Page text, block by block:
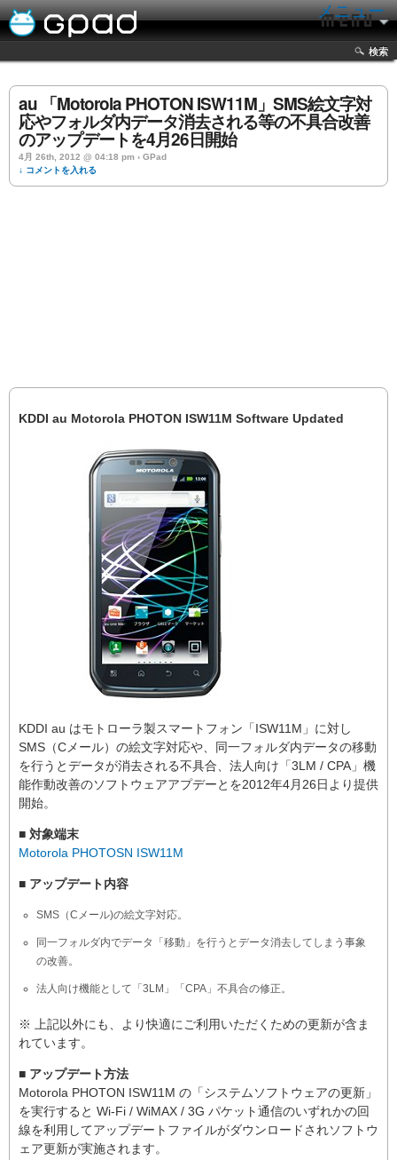
メニュー
検索
au 「Motorola PHOTON ISW11M」SMS絵文字対
応やフォルダ内データ消去される等の不具合改善
のアップデートを4月26日開始
4月 26th, 2012 @ 04:18 pm › GPad
↓ コメントを入れる
KDDI au Motorola PHOTON ISW11M Software Updated
KDDI au はモトローラ製スマートフォン「ISW11M」に対し
SMS（Cメール）の絵文字対応や、同一フォルダ内データの移動
を行うとデータが消去される不具合、法人向け「3LM / CPA」機
能作動改善のソフトウェアアプデーとを2012年4月26日より提供
開始。
■ 対象端末
Motorola PHOTOSN ISW11M
■ アップデート内容
SMS（Cメール)の絵文字対応。
同一フォルダ内でデータ「移動」を行うとデータ消去してしまう事象
の改善。
法人向け機能として「3LM」「CPA」不具合の修正。
※ 上記以外にも、より快適にご利用いただくための更新が含ま
れています。
■ アップデート方法
Motorola PHOTON ISW11M の「システムソフトウェアの更新」
を実行すると Wi-Fi / WiMAX / 3G パケット通信のいずれかの回
線を利用してアップデートファイルがダウンロードされソフトウ
ェア更新が実施されます。